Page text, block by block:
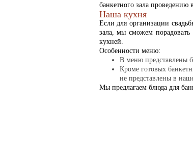
банкетного зала проведению
Наша кухня
Если для организации
зала, мы сможем
кухней.
Особенности меню:
В меню представлены
Кроме готовых
не представлены в
Мы предлагаем блюда для